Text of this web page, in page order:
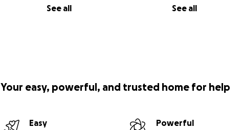
See all See all
Your easy, powerful, and trusted home for help
Easy
Powerful